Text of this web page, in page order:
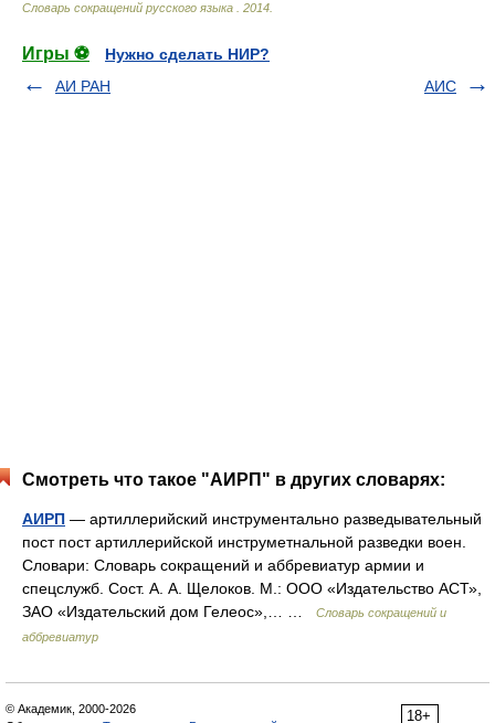
Словарь сокращений русского языка 2014
Игры ⚽
Нужно сделать НИР?
АИ РАН
АИС
Смотреть что такое "АИРП" в других словарях:
АИРП — артиллерийский инструментально разведывательный
пост пост артиллерийской инструметнальной разведки воен.
Словари: Словарь сокращений и аббревиатур армии и
спецслужб. Сост. А. А. Щелоков. М.: ООО «Издательство АСТ»,
ЗАО «Издательский дом Гелеос»,… …
Словарь сокращений и
аббревиатур
18+
© Академик, 2000-2026